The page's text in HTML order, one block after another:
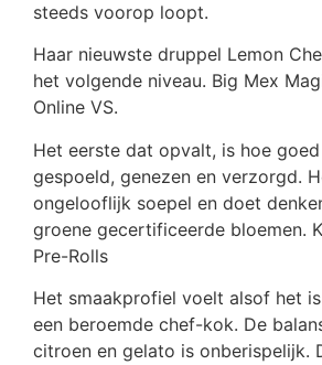
steeds voorop loopt.
Haar nieuwste druppel Lemon
het volgende niveau. Big Mex
Online VS.
Het eerste dat opvalt, is hoe
gespoeld, genezen en verzorgd.
ongelooflijk soepel en doet
groene gecertificeerde bloemen.
Pre-Rolls
Het smaakprofiel voelt alsof het
een beroemde chef-kok. De
citroen en gelato is onberispelijk.